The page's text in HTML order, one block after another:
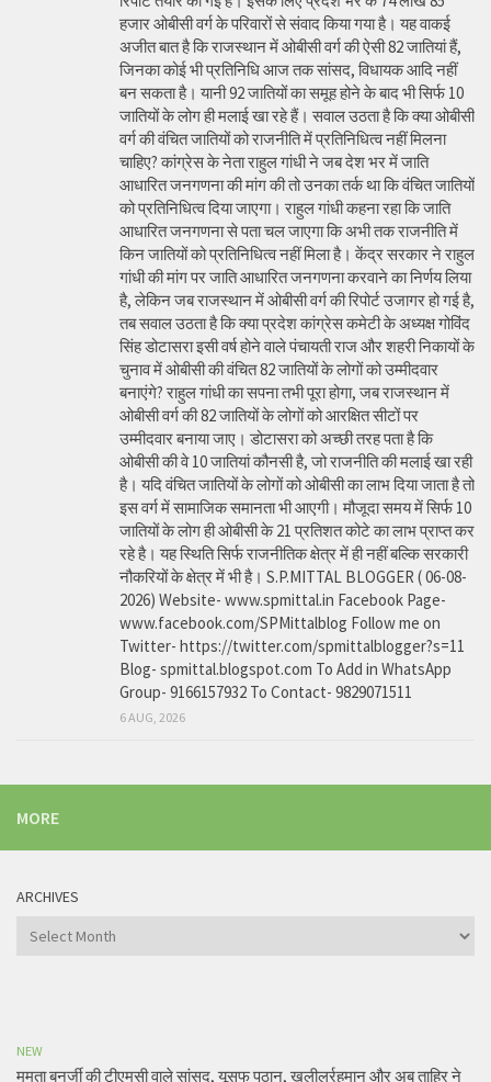
हजार ओबीसी वर्ग के परिवारों से संवाद किया गया है। यह वाकई
अजीत बात है कि राजस्थान में ओबीसी वर्ग की ऐसी 82 जातियां हैं,
जिनका कोई भी प्रतिनिधि आज तक सांसद, विधायक आदि नहीं
बन सकता है। यानी 92 जातियों का समूह होने के बाद भी सिर्फ 10
जातियों के लोग ही मलाई खा रहे हैं। सवाल उठता है कि क्या ओबीसी
वर्ग की वंचित जातियों को राजनीति में प्रतिनिधित्व नहीं मिलना
चाहिए? कांग्रेस के नेता राहुल गांधी ने जब देश भर में जाति
आधारित जनगणना की मांग की तो उनका तर्क था कि वंचित जातियों
को प्रतिनिधित्व दिया जाएगा। राहुल गांधी कहना रहा कि जाति
आधारित जनगणना से पता चल जाएगा कि अभी तक राजनीति में
किन जातियों को प्रतिनिधित्व नहीं मिला है। केंद्र सरकार ने राहुल
गांधी की मांग पर जाति आधारित जनगणना करवाने का निर्णय लिया
है, लेकिन जब राजस्थान में ओबीसी वर्ग की रिपोर्ट उजागर हो गई है,
तब सवाल उठता है कि क्या प्रदेश कांग्रेस कमेटी के अध्यक्ष गोविंद
सिंह डोटासरा इसी वर्ष होने वाले पंचायती राज और शहरी निकायों के
चुनाव में ओबीसी की वंचित 82 जातियों के लोगों को उम्मीदवार
बनाएंगे? राहुल गांधी का सपना तभी पूरा होगा, जब राजस्थान में
ओबीसी वर्ग की 82 जातियों के लोगों को आरक्षित सीटों पर
उम्मीदवार बनाया जाए। डोटासरा को अच्छी तरह पता है कि
ओबीसी की वे 10 जातियां कौनसी है, जो राजनीति की मलाई खा रही
है। यदि वंचित जातियों के लोगों को ओबीसी का लाभ दिया जाता है तो
इस वर्ग में सामाजिक समानता भी आएगी। मौजूदा समय में सिर्फ 10
जातियों के लोग ही ओबीसी के 21 प्रतिशत कोटे का लाभ प्राप्त कर
रहे है। यह स्थिति सिर्फ राजनीतिक क्षेत्र में ही नहीं बल्कि सरकारी
नौकरियों के क्षेत्र में भी है। S.P.MITTAL BLOGGER ( 06-08-
2026) Website- www.spmittal.in Facebook Page-
www.facebook.com/SPMittalblog Follow me on
Twitter- https://twitter.com/spmittalblogger?s=11
Blog- spmittal.blogspot.com To Add in WhatsApp
Group- 9166157932 To Contact- 9829071511
6 AUG, 2026
MORE
ARCHIVES
Archives
NEW
ममता बनर्जी की टीएमसी वाले सांसद, यूसुफ पठान, खलीलुर्रहमान और अबु ताहिर ने